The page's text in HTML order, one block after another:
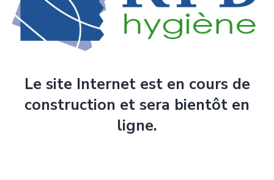
Le site Internet est en cours de
construction et sera bientôt en
ligne.